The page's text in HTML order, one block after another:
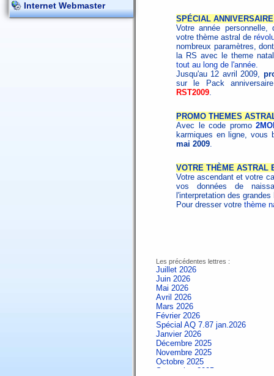
Internet Webmaster
SPÉCIAL
Votre année
votre thème astral de
nombreux paramètres,
la RS avec le theme
tout au long de l'année.
Jusqu'au 12 avril 2009,
sur le Pack
RST2009.
PROMO THEMES
Avec le code promo
karmiques en ligne, vous
mai 2009.
VOTRE THÈME ASTRAL
Votre ascendant et votre
vos données de
l'interpretation des
Pour dresser votre thème
Les précédentes lettres :
Juillet 2026
Juin 2026
Mai 2026
Avril 2026
Mars 2026
Février 2026
Spécial AQ 7.87 jan.2026
Janvier 2026
Décembre 2025
Novembre 2025
Octobre 2025
Septembre 2025